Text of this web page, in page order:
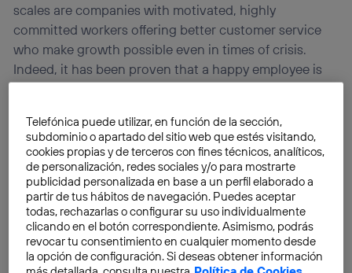
scales are companies with motivated, highly
committed workers offering better customer service
who make growth possible even in times of crisis.
Indeed, it has been proven that a happy employee is
also more productive and efficient.
Telefónica puede utilizar, en función de la sección,
subdominio o apartado del sitio web que estés visitando,
cookies propias y de terceros con fines técnicos, analíticos,
de personalización, redes sociales y/o para mostrarte
publicidad personalizada en base a un perfil elaborado a
partir de tus hábitos de navegación. Puedes aceptar
todas, rechazarlas o configurar su uso individualmente
clicando en el botón correspondiente. Asimismo, podrás
revocar tu consentimiento en cualquier momento desde
la opción de configuración. Si deseas obtener información